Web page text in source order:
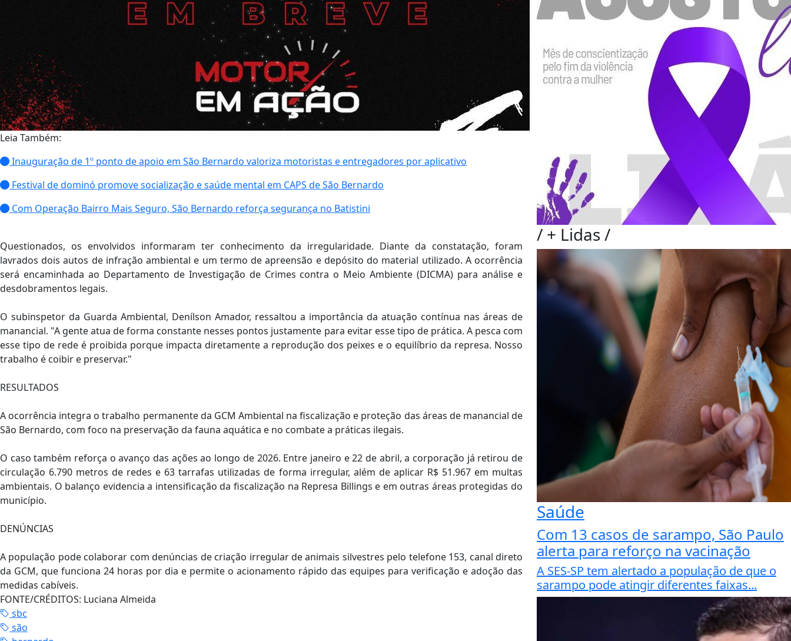
Leia Também:
Inauguração de 1º ponto de apoio em São Bernardo valoriza motoristas e entregadores por aplicativo
Festival de dominó promove socialização e saúde mental em CAPS de São Bernardo
Com Operação Bairro Mais Seguro, São Bernardo reforça segurança no Batistini
Questionados, os envolvidos informaram ter conhecimento da irregularidade. Diante da constatação, foram
lavrados dois autos de infração ambiental e um termo de apreensão e depósito do material utilizado. A ocorrência
será encaminhada ao Departamento de Investigação de Crimes contra o Meio Ambiente (DICMA) para análise e
desdobramentos legais.
O subinspetor da Guarda Ambiental, Denílson Amador, ressaltou a importância da atuação contínua nas áreas de
manancial. "A gente atua de forma constante nesses pontos justamente para evitar esse tipo de prática. A pesca com
esse tipo de rede é proibida porque impacta diretamente a reprodução dos peixes e o equilíbrio da represa. Nosso
trabalho é coibir e preservar."
RESULTADOS
A ocorrência integra o trabalho permanente da GCM Ambiental na fiscalização e proteção das áreas de manancial de
São Bernardo, com foco na preservação da fauna aquática e no combate a práticas ilegais.
O caso também reforça o avanço das ações ao longo de 2026. Entre janeiro e 22 de abril, a corporação já retirou de
circulação 6.790 metros de redes e 63 tarrafas utilizadas de forma irregular, além de aplicar R$ 51.967 em multas
ambientais. O balanço evidencia a intensificação da fiscalização na Represa Billings e em outras áreas protegidas do
município.
DENÚNCIAS
A população pode colaborar com denúncias de criação irregular de animais silvestres pelo telefone 153, canal direto
da GCM, que funciona 24 horas por dia e permite o acionamento rápido das equipes para verificação e adoção das
medidas cabíveis.
FONTE/CRÉDITOS: Luciana Almeida
sbc
são
/ + Lidas/
Saúde
Com 13 casos de sarampo, São Paulo
alerta para reforço na vacinação
A SES-SP tem alertado a população de que o
sarampo pode atingir diferentes faixas...